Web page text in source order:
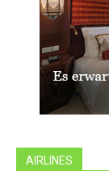
AIRLINES